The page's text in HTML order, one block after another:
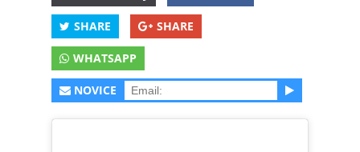
SHARE SHARE
WHATSAPP
NOVICE